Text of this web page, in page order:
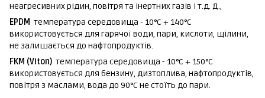
неагресивних рідин, повітря та інертних газів і т.д. Д.,
EPDM температура середовища - 10°C + 140°C
використовується для гарячої води, пари, кислоти, щілини,
не залишається до нафтопродуктів.
FKM (Viton) температура середовища - 10°C + 150°C
використовується для бензину, дизтоплива, нафтопродуктів,
повітря з маслами, вода до 90°C не стоїть до пари.